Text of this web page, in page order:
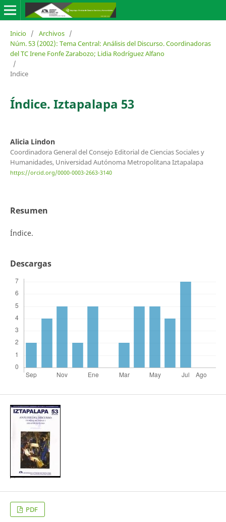
Inicio / Archivos /
Núm. 53 (2002): Tema Central: Análisis del Discurso. Coordinadoras
del TC Irene Fonfe Zarabozo; Lidia Rodríguez Alfano
/
Indice
Índice. Iztapalapa 53
Alicia Lindon
Coordinadora General del Consejo Editorial de Ciencias Sociales y
Humanidades, Universidad Autónoma Metropolitana Iztapalapa
https://orcid.org/0000-0003-2663-3140
Resumen
Índice.
Descargas
PDF